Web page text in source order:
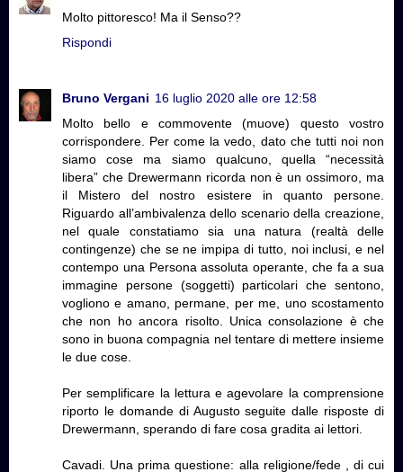
Molto pittoresco! Ma il Senso??
Rispondi
Bruno Vergani 16 luglio 2020 alle ore 12:58
Molto bello e commovente (muove) questo vostro
corrispondere. Per come la vedo, dato che tutti noi non
siamo cose ma siamo qualcuno, quella “necessità
libera” che Drewermann ricorda non è un ossimoro, ma
il Mistero del nostro esistere in quanto persone.
Riguardo all’ambivalenza dello scenario della creazione,
nel quale constatiamo sia una natura (realtà delle
contingenze) che se ne impipa di tutto, noi inclusi, e nel
contempo una Persona assoluta operante, che fa a sua
immagine persone (soggetti) particolari che sentono,
vogliono e amano, permane, per me, uno scostamento
che non ho ancora risolto. Unica consolazione è che
sono in buona compagnia nel tentare di mettere insieme
le due cose.
Per semplificare la lettura e agevolare la comprensione
riporto le domande di Augusto seguite dalle risposte di
Drewermann, sperando di fare cosa gradita ai lettori.
Cavadi. Una prima questione: alla religione/fede , di cui